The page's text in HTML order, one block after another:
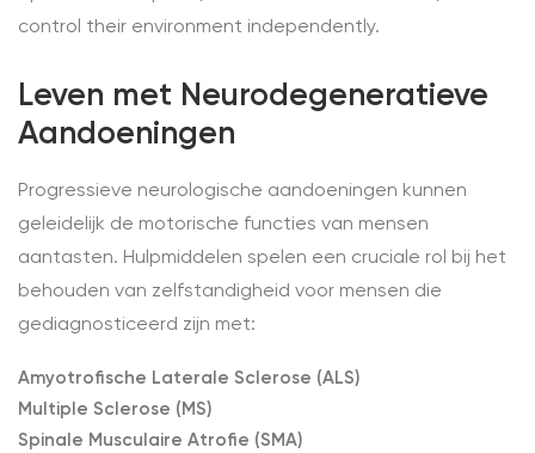
control their environment independently.
Leven met Neurodegeneratieve
Aandoeningen
Progressieve neurologische aandoeningen kunnen
geleidelijk de motorische functies van mensen
aantasten. Hulpmiddelen spelen een cruciale rol bij het
behouden van zelfstandigheid voor mensen die
gediagnosticeerd zijn met:
Amyotrofische Laterale Sclerose (ALS)
Multiple Sclerose (MS)
Spinale Musculaire Atrofie (SMA)